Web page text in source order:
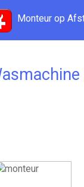
Monteur op